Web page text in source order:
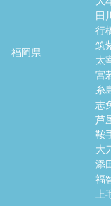
福岡県
田
行
筑
太
宮
糸
志
芦
鞍
大
添
福
上